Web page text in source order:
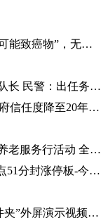
这款甜味剂或于7月起被世卫组织列为“可能致癌物”，无糖可乐、口香糖中普遍有它|全球热头条
【播资讯】流浪金毛变身“反诈汪汪队”队长 民警：出任务都要抢“档期 ”
今日最新！最新民调：美民众对联邦政府信任度降至20年来最低水平
开封市禹王台区组织开展“市民考察团”养老服务行活动 全球热消息
异动快报：中路Ｂ股 9009158月23日14点51分封涨停板-今日热搜
今日最新！三星Galaxy Z Flip5手机“文件夹”外屏演示视频曝光